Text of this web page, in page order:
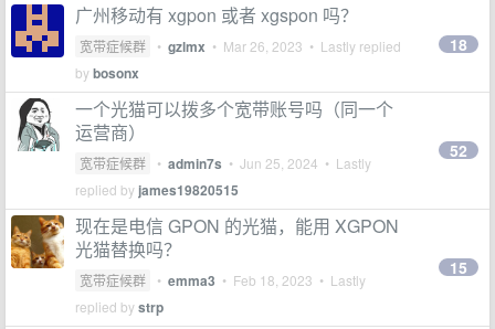
广州移动有 xgpon 或者 xgspon 吗？
宽带症候群 • gzlmx • Mar 26, 2023 • Lastly replied
bybosonx
18
一个光猫可以拨多个宽带账号吗（同一个
运营商）
宽带症候群 • admin7s • Jun 25, 2024 • Lastly
replied by james19820515
52
现在是电信 GPON 的光猫，能用 XGPON
光猫替换吗？
宽带症候群 • emma3 • Feb 18, 2023 • Lastly
replied bystrp
15